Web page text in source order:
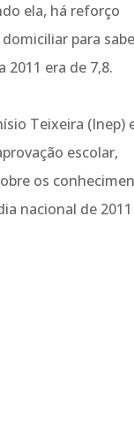
ela, há reforço
para
era de 7,8.
Teixeira (Inep)
escolar,
os
nacional de 2011